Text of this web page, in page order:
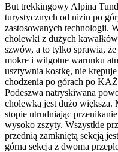
But trekkingowy Alpina
turystycznych od nizin po
zastosowanych technologii.
cholewki z dużych
szwów, a to tylko sprawia,
mokre i wilgotne warunku
usztywnia kostkę, nie
chodzenia po górach po
Podeszwa natryskiwana
cholewką jest dużo większa.
stopie utrudniając
wysoko zszyty. Wszystkie
przednią zamkniętą sekcją
górna sekcja z dwoma